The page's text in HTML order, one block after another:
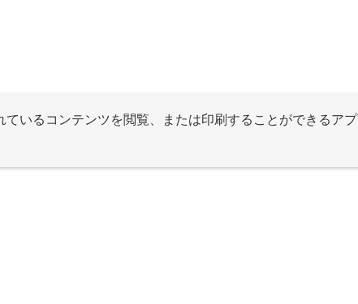
ているコンテンツを閲覧、または印刷することができるアプ